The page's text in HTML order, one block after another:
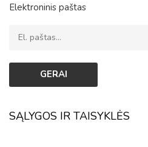
Elektroninis paštas
SĄLYGOS IR TAISYKLĖS